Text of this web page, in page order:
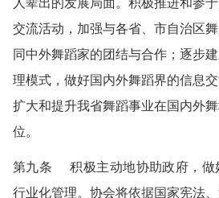
交流活动，加强与各省、市自治区
同中外舞蹈家的团结与合作；逐步
理模式，做好国内外舞蹈界的信息
扩大和提升我省舞蹈事业在国内外
位。
第九条 积极主动地协助政府，做
行业化管理。协会将依据国家宪法